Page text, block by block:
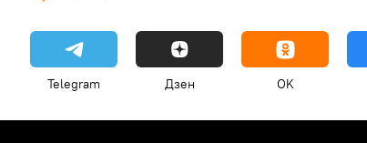
Telegram Дзен OK